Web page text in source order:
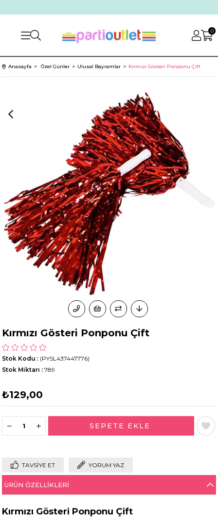
0
Anasayfa Özel Günler Ulusal Bayramlar Kırmızı Gösteri Ponponu Çift
Kırmızı Gösteri Ponponu Çift
(PYSL437447776)
Stok Kodu
Stok Miktarı : 789
₺129,00
TAVSIYE ET YORUM YAZ
ÜRÜN ÖZELLIKLERI
Kırmızı Gösteri Ponponu Çift